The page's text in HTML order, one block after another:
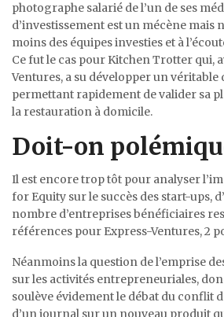
photographe salarié de l’un de ses
d’investissement est un mécène mais
moins des équipes investies et à
Ce fut le cas pour Kitchen Trotter qui,
Ventures, a su développer un véritable
permettant rapidement de valider sa
la restauration à domicile.
Doit-on
Il est encore trop tôt pour analyser
for Equity sur le succès des start-ups,
nombre d’entreprises bénéficiaires
références pour Express-Ventures, 2
Néanmoins la question de l’emprise
sur les activités entrepreneuriales,
soulève évidement le débat du conflit
d’un journal sur un nouveau produit